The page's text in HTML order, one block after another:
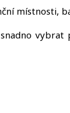
místnosti,
vybrat